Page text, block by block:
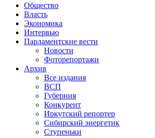
Общество
Власть
Экономика
Интервью
Парламентские вести
Новости
Фоторепортажи
Архив
Все издания
ВСП
Губерния
Конкурент
Иркутский репортер
Сибирский энергетик
Ступеньки